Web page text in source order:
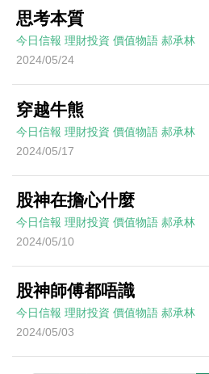
思考本質
今日信報 理財投資 價值物語 郝承林
2024/05/24
穿越牛熊
今日信報 理財投資 價值物語 郝承林
2024/05/17
股神在擔心什麼
今日信報 理財投資 價值物語 郝承林
2024/05/10
股神師傅都唔識
今日信報 理財投資 價值物語 郝承林
2024/05/03